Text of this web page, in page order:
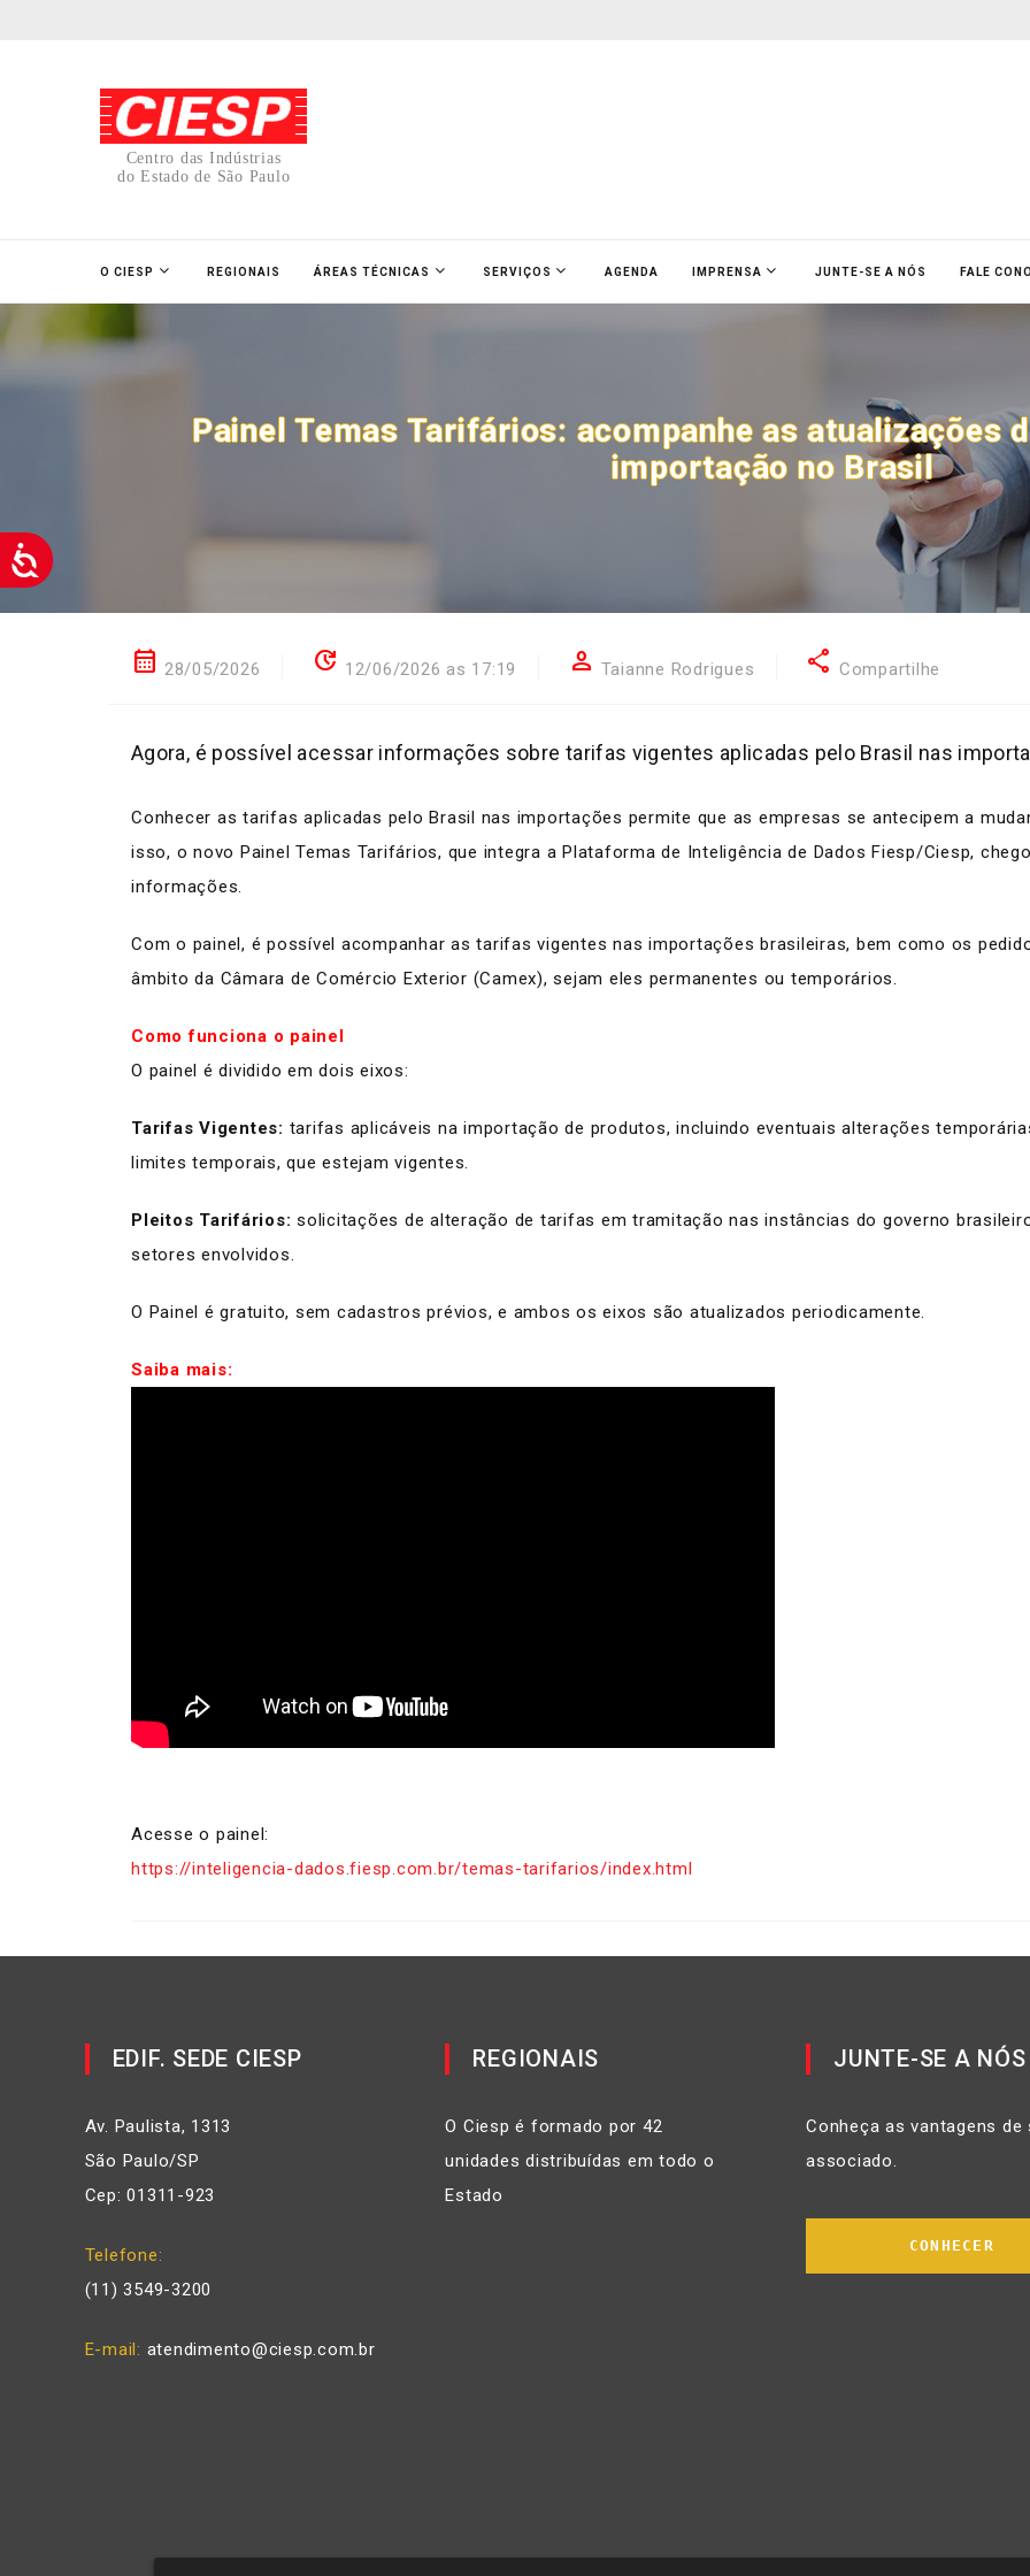
Centro das Indústrias
do Estado de São Paulo
O CIESP REGIONAIS ÁREAS TÉCNICAS SERVIÇOS AGENDA IMPRENSA JUNTE-SE A NÓS FALE
Painel Temas Tarifários: acompanhe as atualizações
importação no Brasil
calendar_month 28/05/2026 update 12/06/2026 as 17:19 person Taianne Rodrigues share Compartilhe
Agora, é possível acessar informações sobre tarifas vigentes aplicadas pelo Brasil nas
Conhecer as tarifas aplicadas pelo Brasil nas importações permite que as empresas se antecipem a
isso, o novo Painel Temas Tarifários, que integra a Plataforma de Inteligência de Dados Fiesp/Ciesp,
informações.
Com o painel, é possível acompanhar as tarifas vigentes nas importações brasileiras, bem como os
âmbito da Câmara de Comércio Exterior (Camex), sejam eles permanentes ou temporários.
Como funciona o painel
O painel é dividido em dois eixos:
Tarifas Vigentes: tarifas aplicáveis na importação de produtos, incluindo eventuais alterações
limites temporais, que estejam vigentes.
Pleitos Tarifários: solicitações de alteração de tarifas em tramitação nas instâncias do governo
setores envolvidos.
O Painel é gratuito, sem cadastros prévios, e ambos os eixos são atualizados periodicamente.
Saiba mais:
Acesse o painel:
https://inteligencia-dados.fiesp.com.br/temas-tarifarios/index.html
EDIF. SEDE CIESP
Av. Paulista, 1313
São Paulo/SP
Cep: 01311-923
Telefone
(11) 3549-3200
E-mail atendimento@ciesp.com.br
REGIONAIS
O Ciesp é formado por 42
unidades distribuídas em todo o
Estado
JUNTE-SE A NÓS
Conheça as vantagens de
associado.
CONHECER